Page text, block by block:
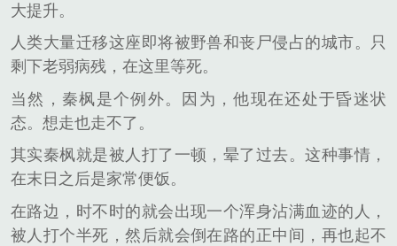
大提升。
人类大量迁移这座即将被野兽和丧尸侵占的城市。只
剩下老弱病残，在这里等死。
当然，秦枫是个例外。因为，他现在还处于昏迷状
态。想走也走不了。
其实秦枫就是被人打了一顿，晕了过去。这种事情，
在末日之后是家常便饭。
在路边，时不时的就会出现一个浑身沾满血迹的人，
被人打个半死，然后就会倒在路的正中间，再也起不